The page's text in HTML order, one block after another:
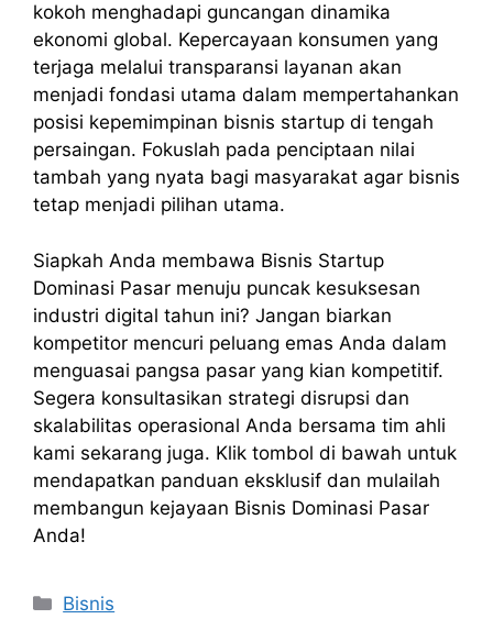
kokoh menghadapi guncangan dinamika
ekonomi global. Kepercayaan konsumen yang
terjaga melalui transparansi layanan akan
menjadi fondasi utama dalam mempertahankan
posisi kepemimpinan bisnis startup di tengah
persaingan. Fokuslah pada penciptaan nilai
tambah yang nyata bagi masyarakat agar bisnis
tetap menjadi pilihan utama.
Siapkah Anda membawa Bisnis Startup
Dominasi Pasar menuju puncak kesuksesan
industri digital tahun ini? Jangan biarkan
kompetitor mencuri peluang emas Anda dalam
menguasai pangsa pasar yang kian kompetitif.
Segera konsultasikan strategi disrupsi dan
skalabilitas operasional Anda bersama tim ahli
kami sekarang juga. Klik tombol di bawah untuk
mendapatkan panduan eksklusif dan mulailah
membangun kejayaan Bisnis Dominasi Pasar
Anda!
Kategori
Bisnis